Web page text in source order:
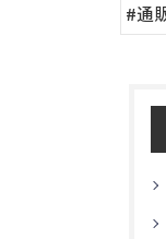
#通